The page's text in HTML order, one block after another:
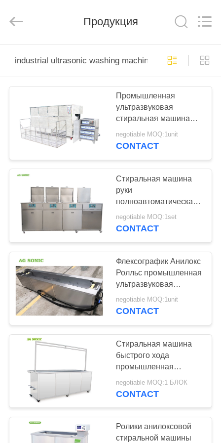
ПРОДУКТЫ
ПУТЕШЕСТВИЕ
ФАБРИКИ
ПРОВЕРКА
КАЧЕСТВА
СВЯЖИТЕСЬ
МЫ
НОВОСТИ
СПРОСИТЕ
ЦИТАТУ
limited.
Продукция
industrial ultrasonic washing machine
Промышленная
ультразвуковая
стиральная машина
СС304 для морских
буровых нефтяных/
negotiable MOQ:1unit
CONTACT
Стиральная машина
руки
полноавтоматическая
промышленная
ультразвуковая для
negotiable MOQ:1set
CONTACT
Флексографик Анилокс
Ролльс промышленная
ультразвуковая
стиральная машина с
вращающейся
negotiable MOQ:1unit
CONTACT
Стиральная машина
быстрого хода
промышленная
ультразвуковая для
древесины/
negotiable MOQ:1 БЛОК
CONTACT
Ролики анилоксовой
стиральной машины